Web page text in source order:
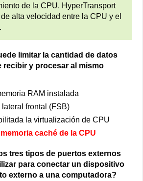
de la CPU. HyperTransport
alta velocidad entre la CPU y el
limitar la cantidad de datos
recibir y procesar al mismo
RAM instalada
frontal (FSB)
la virtualización de CPU
caché de la CPU
tres tipos de puertos externos
para conectar un dispositivo
externo a una computadora?